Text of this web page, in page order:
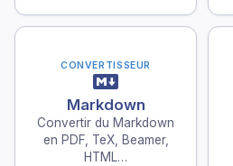
CONVERTISSEUR
Markdown
Convertir du Markdown
en PDF, TeX, Beamer,
HTML…